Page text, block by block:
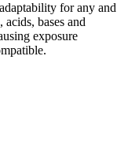
for any and
bases and
exposure